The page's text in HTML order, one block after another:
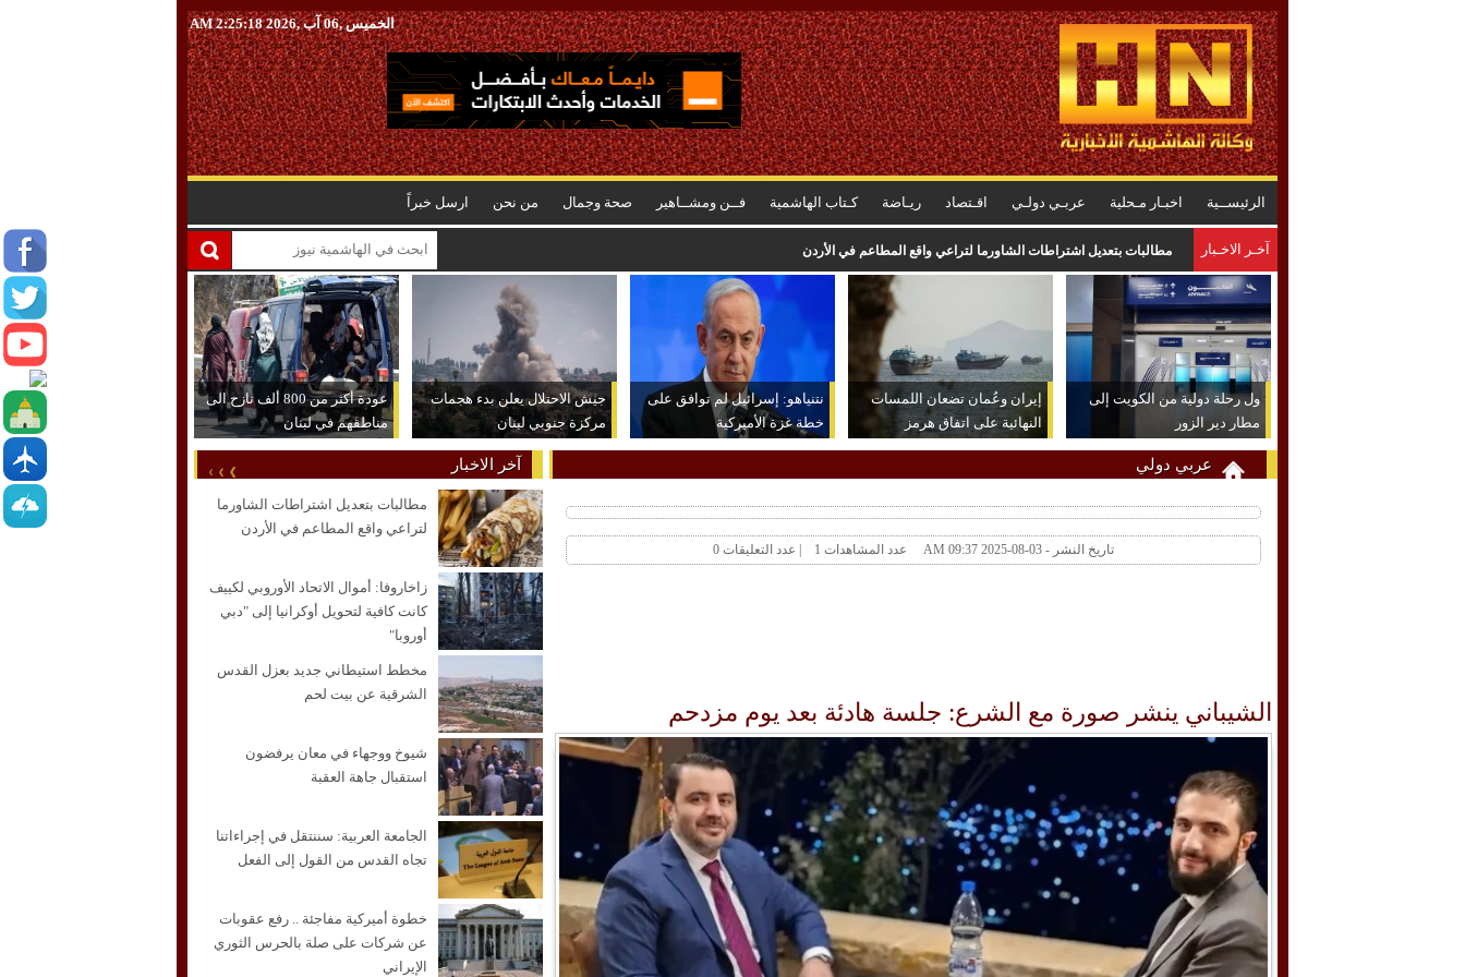
الخميس ,06 آب ,2026 2:25:19 AM
الرئيســية اخبـار مـحلية عربـي دولـي اقـتصاد ريـاضة كـتاب الهاشمية فــن ومشــاهير صحة وجمال من نحن ارسل خبراً
آخـر الاخـبار مطالبات بتعديل اشتراطات الشاورما لتراعي واقع المطاعم في الأردن
ول رحلة دولية من الكويت إلى
مطار دير الزور
إيران وعُمان تضعان اللمسات
النهائية على اتفاق هرمز
نتنياهو: إسرائيل لم توافق على
خطة غزة الأميركية
جيش الاحتلال يعلن بدء هجمات
مركزة جنوبي لبنان
عودة أكثر من 800 ألف نازح الى
مناطقهم في لبنان
عربي دولي
تاريخ النشر - 03-08-2025 09:37 AM عدد المشاهدات 1 | عدد التعليقات 0
الشيباني ينشر صورة مع الشرع: جلسة هادئة بعد يوم مزدحم
آخر الاخبار
مطالبات بتعديل اشتراطات الشاورما
لتراعي واقع المطاعم في الأردن
زاخاروفا: أموال الاتحاد الأوروبي لكييف
كانت كافية لتحويل أوكرانيا إلى "دبي
أوروبا"
مخطط استيطاني جديد بعزل القدس
الشرقية عن بيت لحم
شيوخ ووجهاء في معان يرفضون
استقبال جاهة العقبة
الجامعة العربية: سننتقل في إجراءاتنا
تجاه القدس من القول إلى الفعل
خطوة أميركية مفاجئة .. رفع عقوبات
عن شركات على صلة بالحرس الثوري
الإيراني